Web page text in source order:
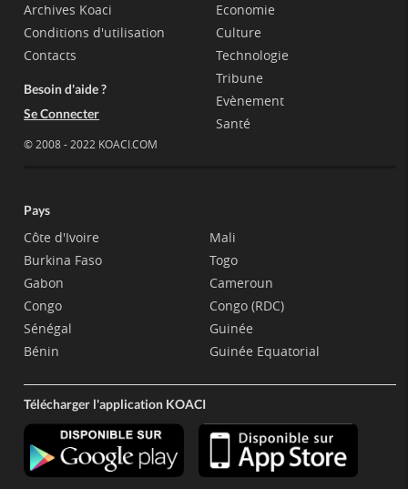
Archives Koaci
Conditions d'utilisation
Contacts
Besoin d'aide ?
Se Connecter
© 2008 - 2022 KOACI.COM
Economie
Culture
Technologie
Tribune
Evènement
Santé
Pays
Côte d'Ivoire
Burkina Faso
Gabon
Congo
Sénégal
Bénin
Mali
Togo
Cameroun
Congo (RDC)
Guinée
Guinée Equatorial
Télécharger l'application KOACI